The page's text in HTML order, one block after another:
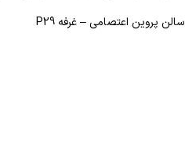
سالن پروین اعتصامی – غرفه P29